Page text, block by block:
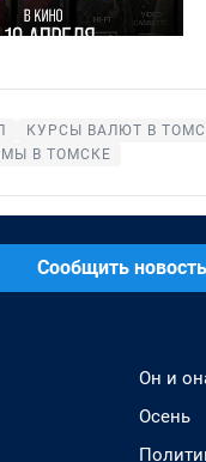
КУРСЫ ВАЛЮТ В
В ТОМСКЕ
Сообщить новость
Он и
Осень